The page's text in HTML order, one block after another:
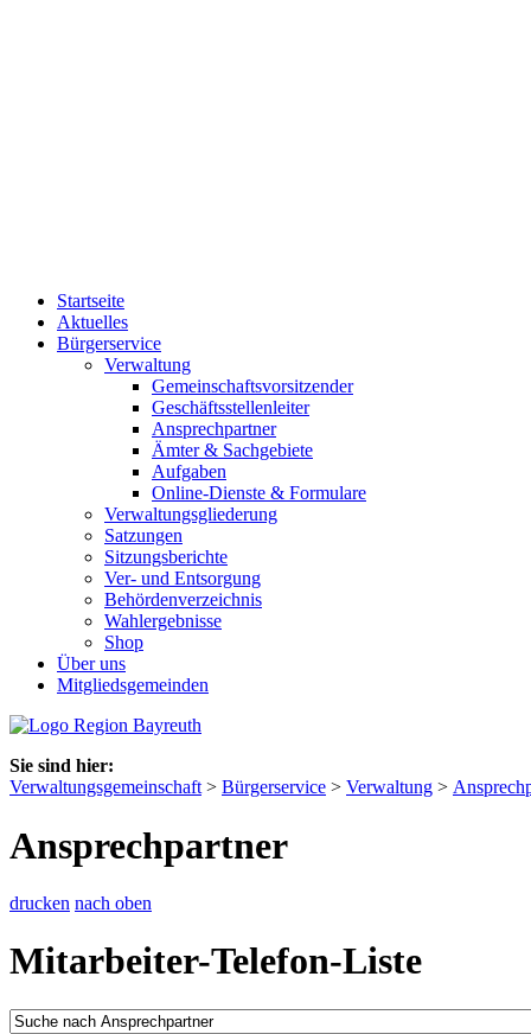
Startseite
Aktuelles
Bürgerservice
Verwaltung
Gemeinschaftsvorsitzender
Geschäftsstellenleiter
Ansprechpartner
Ämter & Sachgebiete
Aufgaben
Online-Dienste & Formulare
Verwaltungsgliederung
Satzungen
Sitzungsberichte
Ver- und Entsorgung
Behördenverzeichnis
Wahlergebnisse
Shop
Über uns
Mitgliedsgemeinden
Sie sind hier:
Verwaltungsgemeinschaft > Bürgerservice > Verwaltung >
Ansprechpartner
drucken nach oben
Mitarbeiter-Telefon-Liste